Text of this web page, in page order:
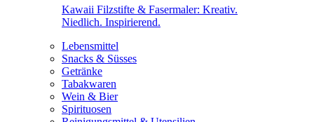
Kawaii Filzstifte & Fasermaler: Kreativ.
Niedlich. Inspirierend.
Lebensmittel
Snacks & Süsses
Getränke
Tabakwaren
Wein & Bier
Spirituosen